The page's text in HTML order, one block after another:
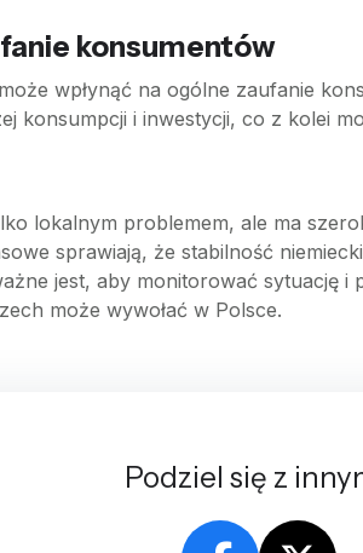
konsumentów
wpłynąć na ogólne zaufanie
konsumpcji i inwestycji, co z kolei
lokalnym problemem, ale ma
sprawiają, że stabilność
jest, aby monitorować sytuację i
może wywołać w Polsce.
Podziel się z